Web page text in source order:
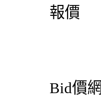
報價
Bid價網